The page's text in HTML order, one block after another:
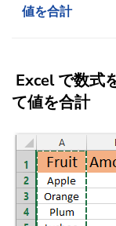
値を合計
Excel で数式
て値を合計